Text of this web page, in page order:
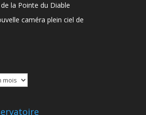
la Pointe du Diable
caméra plein ciel de